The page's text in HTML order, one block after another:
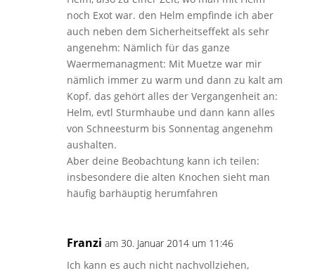
noch Exot war. den Helm empfinde ich aber
auch neben dem Sicherheitseffekt als sehr
angenehm: Nämlich für das ganze
Waermemanagment: Mit Muetze war mir
nämlich immer zu warm und dann zu kalt am
Kopf. das gehört alles der Vergangenheit an:
Helm, evtl Sturmhaube und dann kann alles
von Schneesturm bis Sonnentag angenehm
aushalten.
Aber deine Beobachtung kann ich teilen:
insbesondere die alten Knochen sieht man
häufig barhäuptig herumfahren
Franzi am 30. Januar 2014 um 11:46
Ich kann es auch nicht nachvollziehen,